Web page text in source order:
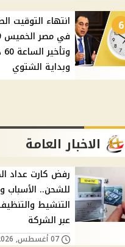
6
وبداية الشتوي
الاخبار العامة
رفض كارت عداد
للشحن.. الأسباب
التنشيط
عبر الشركة
07 أغسطس, 2026 04:00 ص